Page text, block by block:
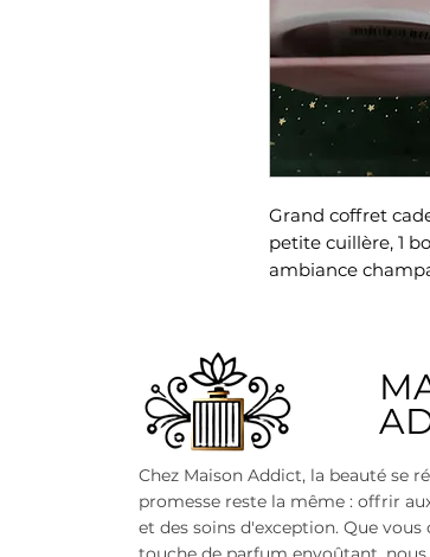
Grand coffret
petite cuillère, 1
ambiance
Chez Maison Addict, la beauté se
promesse reste la même : offrir
et des soins d'exception. Que